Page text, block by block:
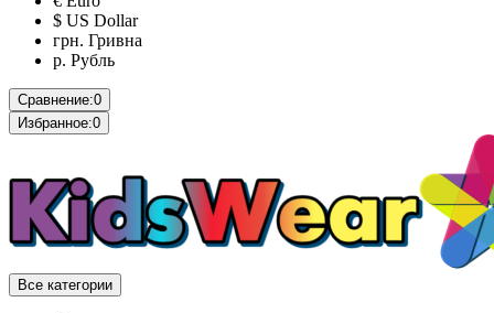
$ US Dollar
грн. Гривна
р. Рубль
Сравнение:0
Избранное:0
Все категории